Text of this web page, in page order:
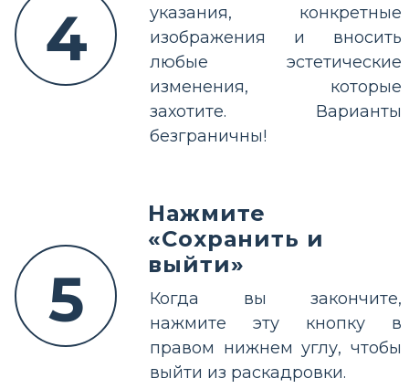
4
указания, конкретные
изображения и вносить
любые эстетические
изменения, которые
захотите. Варианты
безграничны!
5
Нажмите
«Сохранить и
выйти»
Когда вы закончите,
нажмите эту кнопку в
правом нижнем углу, чтобы
выйти из раскадровки.